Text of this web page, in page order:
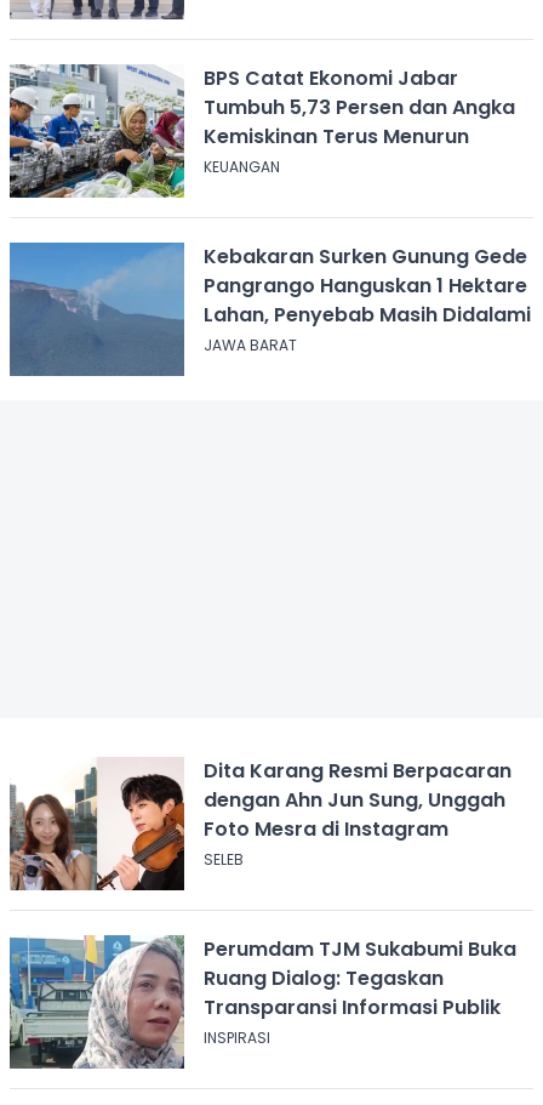
BPS Catat Ekonomi Jabar
Tumbuh 5,73 Persen dan Angka
Kemiskinan Terus Menurun
KEUANGAN
Kebakaran Surken Gunung Gede
Pangrango Hanguskan 1 Hektare
Lahan, Penyebab Masih Didalami
JAWA BARAT
Dita Karang Resmi Berpacaran
dengan Ahn Jun Sung, Unggah
Foto Mesra di Instagram
SELEB
Perumdam TJM Sukabumi Buka
Ruang Dialog: Tegaskan
Transparansi Informasi Publik
INSPIRASI